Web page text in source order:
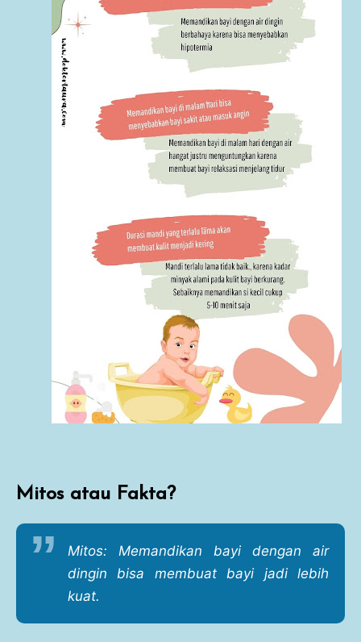
Mitos atau Fakta?
Mitos: Memandikan bayi dengan air
dingin bisa membuat bayi jadi lebih
kuat.